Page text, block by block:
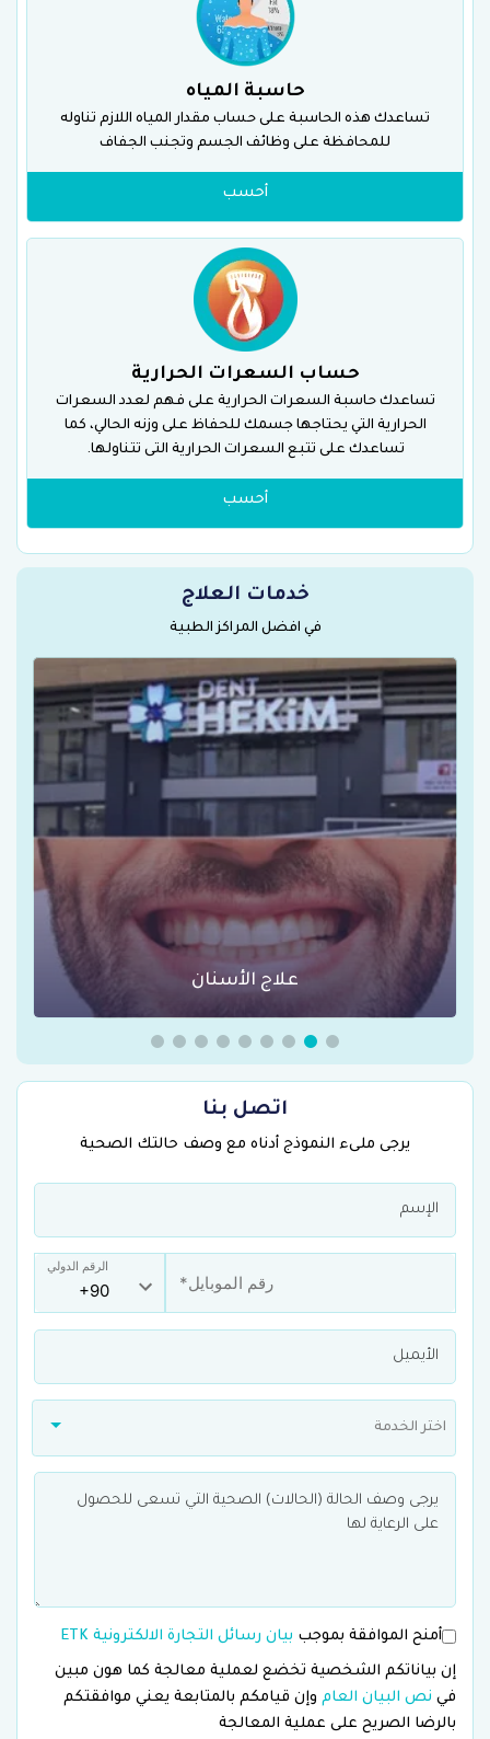
حاسبة المياه
تساعدك هذه الحاسبة على حساب مقدار المياه اللازم تناوله
للمحافظة على وظائف الجسم وتجنب الجفاف
أحسب
حساب السعرات الحرارية
تساعدك حاسبة السعرات الحرارية على فهم لعدد السعرات
الحرارية التي يحتاجها جسمك للحفاظ على وزنه الحالي، كما
تساعدك على تتبع السعرات الحرارية التى تتناولها.
أحسب
خدمات العلاج
في افضل المراكز الطبية
الأسنان عمليات
اتصل بنا
يرجى ملىء النموذج أدناه مع وصف حالتك الصحية
الرقم الدولي
اختر الخدمة
أمنح الموافقة بموجب بيان رسائل التجارة الالكترونية ETK
إن بياناتكم الشخصية تخضع لعملية معالجة كما هون مبين
في نص البيان العام وإن قيامكم بالمتابعة يعني موافقتكم
بالرضا الصريح على عملية المعالجة